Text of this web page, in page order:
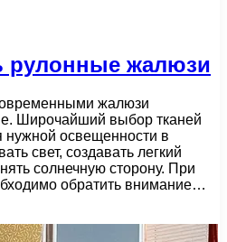
рулонные жалюзи
жалюзи
Широчайший выбор тканей
нужной освещенности в
свет, создавать легкий
солнечную сторону. При
обратить внимание…